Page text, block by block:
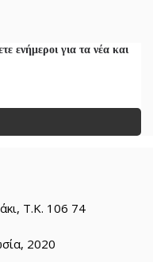
ενήμεροι για τα νέα και
Τ.Κ. 106 74
2020